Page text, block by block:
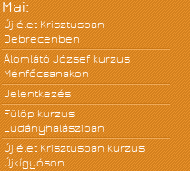
Mai:
Új élet Krisztusban
Debrecenben
Álomlátó József kurzus
Ménfőcsanakon
Jelentkezés
Fülöp kurzus
Ludányhalásziban
Új élet Krisztusban kurzus
Újkígyóson